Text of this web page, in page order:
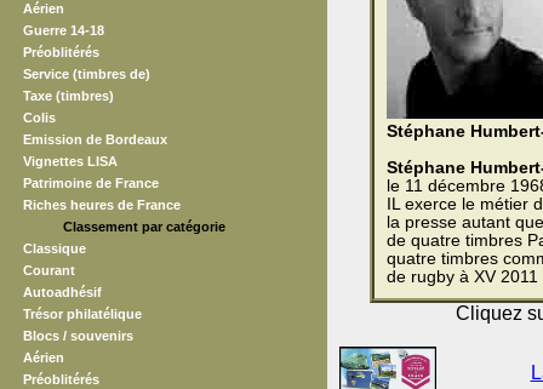
Aérien
Guerre 14-18
Préoblitérés
Service (timbres de)
Taxe (timbres)
Colis
Emission de Bordeaux
Vignettes LISA
Patrimoine de France
Riches heures de France
Classement par catégorie
Classique
Courant
Autoadhésif
Trésor philatélique
Blocs / souvenirs
Aérien
Préoblitérés
Stéphane
Stéphane
le 11 décembre
IL exerce le métier
la presse autant
de quatre timbres
quatre timbres
de rugby à XV 2011
Cliquez